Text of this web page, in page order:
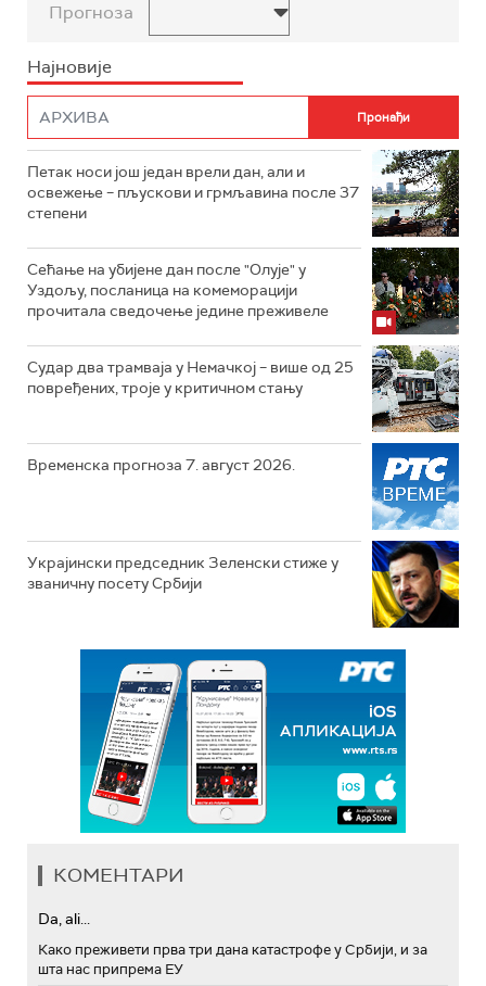
Прогноза
Најновије
Петак носи још један врели дан, али и
освежење – пљускови и грмљавина после 37
степени
Сећање на убијене дан после "Олује" у
Уздољу, посланица на комеморацији
прочитала сведочење једине преживеле
Судар два трамваја у Немачкој – више од 25
повређених, троје у критичном стању
Временска прогноза 7. август 2026.
Украјински председник Зеленски стиже у
званичну посету Србији
КОМЕНТАРИ
Da, ali...
Како преживети прва три дана катастрофе у Србији, и за
шта нас припрема ЕУ